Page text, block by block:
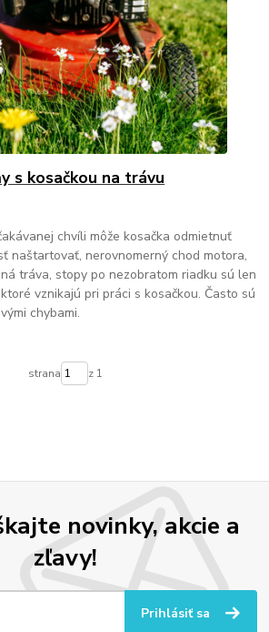
s kosačkou na trávu
chvíli môže kosačka odmietnuť
naštartovať, nerovnomerný chod motora,
tráva, stopy po nezobratom riadku sú len
vznikajú pri práci s kosačkou. Často sú
chybami.
strana z 1
novinky, akcie a
zľavy!
Prihlásiť sa